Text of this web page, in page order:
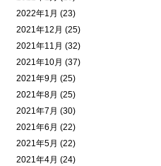
2022年1月 (23)
2021年12月 (25)
2021年11月 (32)
2021年10月 (37)
2021年9月 (25)
2021年8月 (25)
2021年7月 (30)
2021年6月 (22)
2021年5月 (22)
2021年4月 (24)